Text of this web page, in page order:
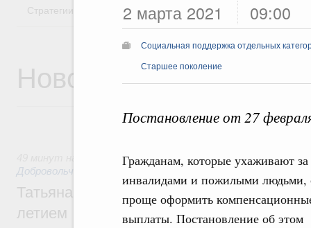
2 марта 2021 09:00
Социальная поддержка отдельных
Старшее поколение
Постановление от 27
Гражданам, которые ухаживают за
инвалидами и пожилыми людьми,
проще оформить
выплаты. Постановление об этом
Стратегии Государственные программы
Новости
Социальные инновации. Некоммерческие
Добровольчество и волонтёрство. Благотворительность
Татьяна Голикова поздравила
летием